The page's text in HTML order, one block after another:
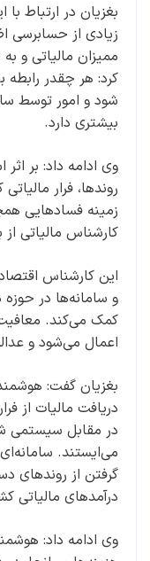
بغزیان در
زیادی از حسابرسی
ممیزان مالیاتی و
کرد: هر چقدر رابطه
شود و امور توسط
بیشتری دارد.
وی ادامه داد: بر
روندها، فرار
زمینه فسادهایی
کارشناس مالیاتی
این کارشناس
و سامانه‌ها در
کمک می‌کند.
اعمال می‌شود و
بغزیان گفت:
دریافت مالیات از
در مقابل سیستمی
می‌ایستند.
گرفتن از روندهای
درآمدهای مالیاتی
وی ادامه داد: